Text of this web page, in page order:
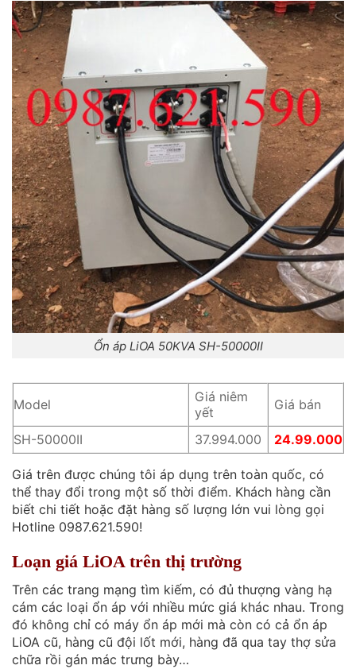
Ổn áp LiOA 50KVA SH-50000II
Model
Giá niêm
yết
Giá bán
SH-50000II 37.994.000 24.99.000
Giá trên được chúng tôi áp dụng trên toàn quốc, có
thể thay đổi trong một số thời điểm. Khách hàng cần
biết chi tiết hoặc đặt hàng số lượng lớn vui lòng gọi
Hotline 0987.621.590!
Loạn giá LiOA trên thị trường
Trên các trang mạng tìm kiếm, có đủ thượng vàng hạ
cám các loại ổn áp với nhiều mức giá khác nhau. Trong
đó không chỉ có máy ổn áp mới mà còn có cả ổn áp
LiOA cũ, hàng cũ đội lốt mới, hàng đã qua tay thợ sửa
chữa rồi gán mác trưng bày…